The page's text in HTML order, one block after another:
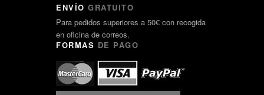
ENVÍO GRATUITO
Para pedidos superiores a 50€ con recogida
en oficina de correos.
FORMAS DE PAGO